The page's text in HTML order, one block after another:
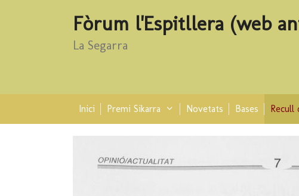
Fòrum l'Espitllera (web
La Segarra
Inici Premi Sikarra Novetats Bases Recull